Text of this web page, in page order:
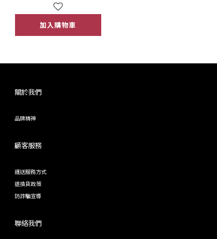
加入購物車
關於我們
品牌精神
顧客服務
運送服務方式
退換貨政策
防詐騙宣導
聯絡我們